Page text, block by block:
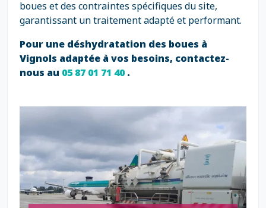
boues et des contraintes spécifiques du site,
garantissant un traitement adapté et performant.
Pour une déshydratation des boues à
Vignols adaptée à vos besoins, contactez-
nous au 05 87 01 71 40.